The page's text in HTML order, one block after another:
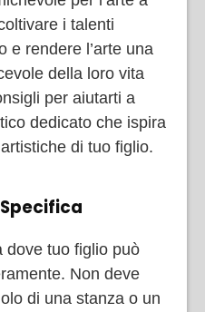
i talenti
e rendere l’arte una
della loro vita
per aiutarti a
dedicato che ispira
di tuo figlio.
Specifica
dove tuo figlio può
Non deve
di una stanza o un